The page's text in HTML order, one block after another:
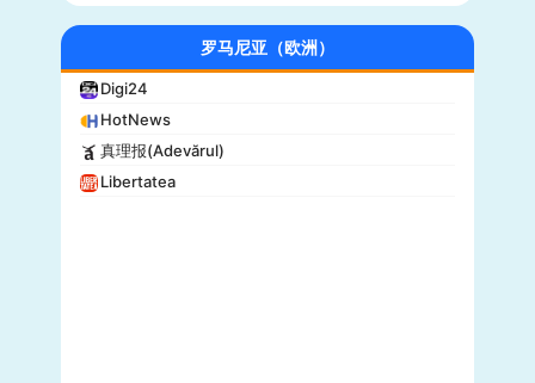
罗马尼亚（欧洲）
Digi24
HotNews
真理报(Adevărul)
Libertatea